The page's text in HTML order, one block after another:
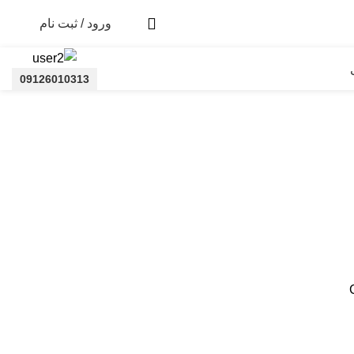
ورود / ثبت نام
09126010313